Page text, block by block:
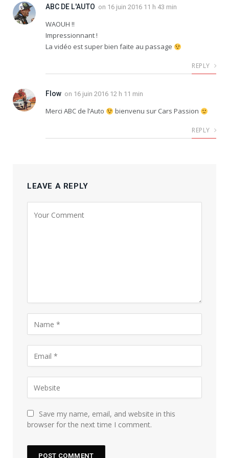
ABC DE L'AUTO on 16 juin 2016 11 h 43 min
WAOUH !!
Impressionnant !
La vidéo est super bien faite au passage
REPLY
Flow on 16 juin 2016 12 h 11 min
Merci ABC de l’Auto bienvenu sur Cars Passion
REPLY
LEAVE A REPLY
Save my name, email, and website in this
browser for the next time I comment.